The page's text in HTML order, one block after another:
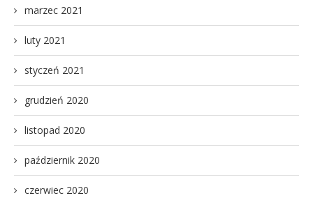
marzec 2021
luty 2021
styczeń 2021
grudzień 2020
listopad 2020
październik 2020
czerwiec 2020